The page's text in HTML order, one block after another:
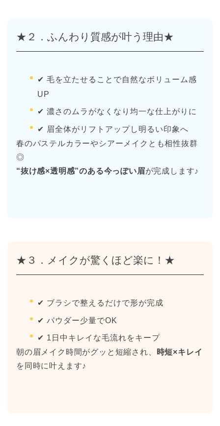
★２．ふんわり質感が叶う理由★
✔ 毛を立たせることで自然なボリューム感
UP
✔ 濃さのムラがなくなり均一な仕上がりに
✔ 眉全体がリフトアップし明るい印象へ
春のパステルカラーやシアーメイクとも相性抜群
◎
“抜け感×透明感”のある今っぽい眉が完成します♪
★３．メイクが驚くほど楽に！★
✔ ブラシで整えるだけで形が完成
✔ パウダー少量でOK
✔ 1日中キレイな毛流れをキープ
朝の眉メイク時間がグッと短縮され、
時短×キレイ
を同時に叶えます♪